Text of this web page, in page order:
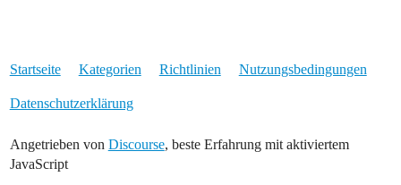
Startseite Kategorien Richtlinien Nutzungsbedingungen
Datenschutzerklärung
Angetrieben von Discourse, beste Erfahrung mit aktiviertem
JavaScript